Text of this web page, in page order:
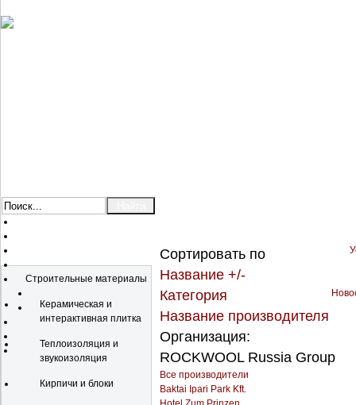
Строительные материалы
Керамическая и
интерактивная плитка
Теплоизоляция и
звукоизоляция
Кирпичи и блоки
Сортировать по
Название +/-
Категория
Название производителя
Организация:
ROCKWOOL Russia Group
Все производители
Baktai Ipari Park Kft.